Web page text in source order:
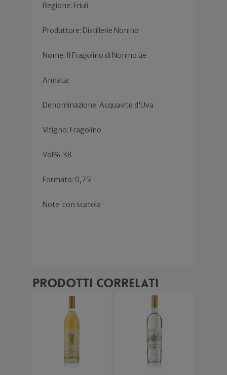
Regione: Friuli
Produttore: Distillerie Nonino
Nome: Il Fragolino di Nonino ùe
Annata:
Denominazione: Acquavite d’Uva
Vitigno: Fragolino
Vol%: 38
Formato: 0,75l
Note: con scatola
Prodotti correlati